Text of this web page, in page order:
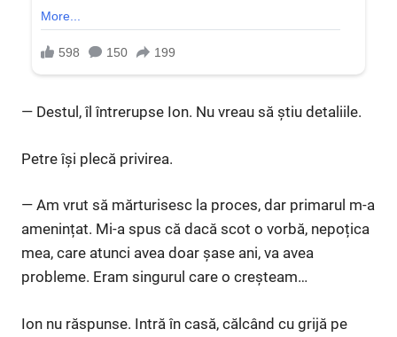
— Destul, îl întrerupse Ion. Nu vreau să știu detaliile.
Petre își plecă privirea.
— Am vrut să mărturisesc la proces, dar primarul m-a
amenințat. Mi-a spus că dacă scot o vorbă, nepoțica
mea, care atunci avea doar șase ani, va avea
probleme. Eram singurul care o creșteam…
Ion nu răspunse. Intră în casă, călcând cu grijă pe